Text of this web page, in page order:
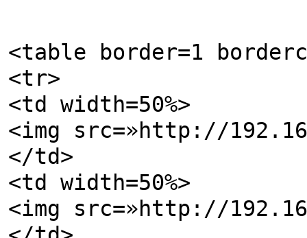
<table border=1
<tr>
<td width=50%>
<img src=»http://
</td>
<td width=50%>
<img src=»http://